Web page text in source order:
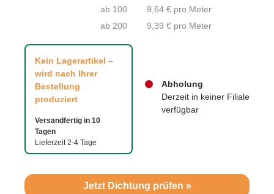
Jetzt Dichtung prüfen »
Kein Lagerartikel –
wird nach Ihrer
Bestellung
produziert
Versandfertig in 10
Tagen
Lieferzeit 2-4 Tage
Abholung
Derzeit in keiner Filiale
verfügbar
ab 100
9,64 € pro Meter
ab 200
9,39 € pro Meter